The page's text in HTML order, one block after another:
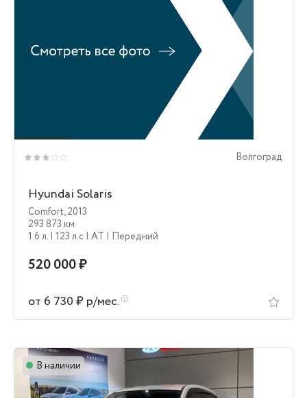
Волгоград
Hyundai Solaris
Comfort,2013
293 873 км
1.6 л. | 123 л.c | AT | Передний
520 000 ₽
от 6 730 ₽ р/мес.
В наличии